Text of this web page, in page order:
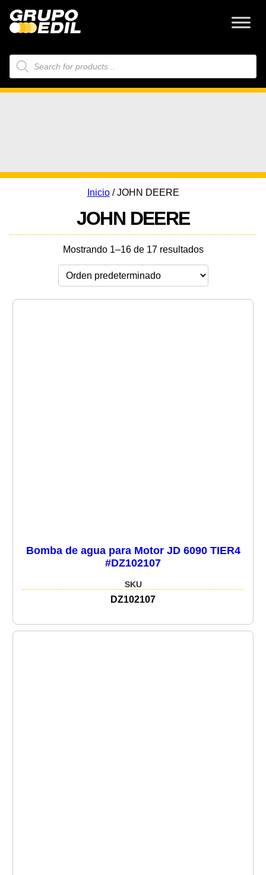
Búsqueda
de
productos
Inicio/ JOHN DEERE
JOHN DEERE
Mostrando 1–16 de 17 resultados
Bomba de agua para Motor JD 6090 TIER4
#DZ102107
SKU
DZ102107